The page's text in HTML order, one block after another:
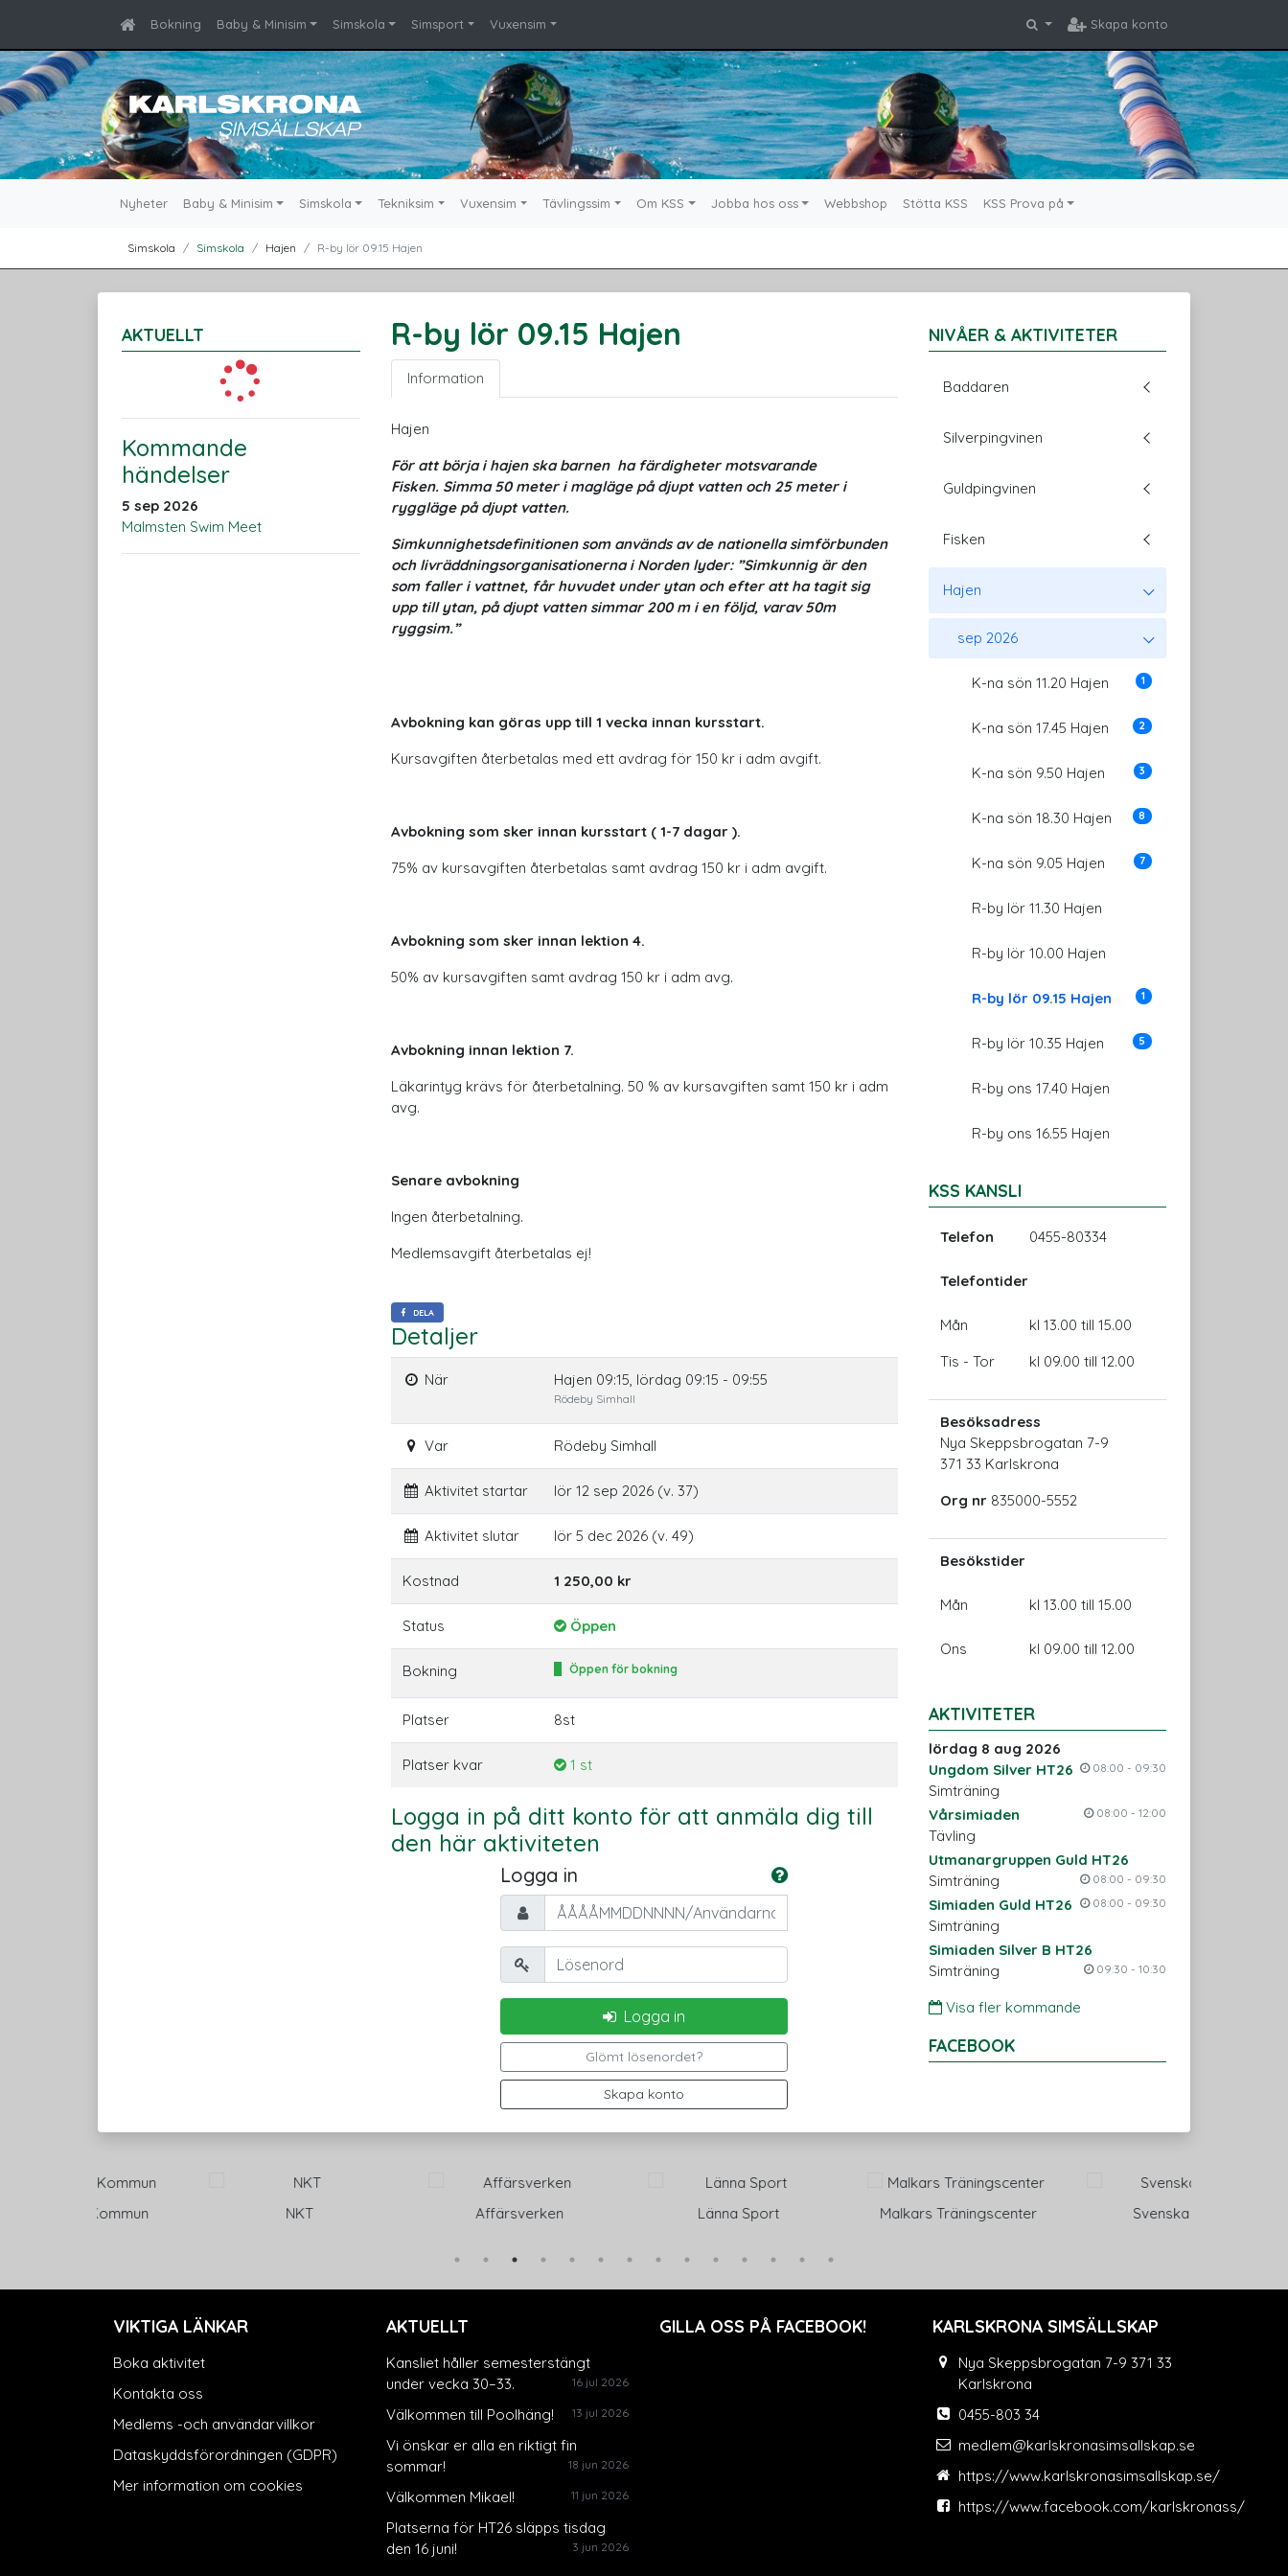
Bokning Baby & Minisim Simskola Simsport Vuxensim Skapa konto
Nyheter Baby & Minisim Simskola Tekniksim Vuxensim Tävlingssim Om KSS Jobba hos oss Webbshop Stötta KSS KSS Prova på
Simskola Simskola Hajen R-by lör 09.15 Hajen
AKTUELLT
Kommande
händelser
5 sep 2026
Malmsten Swim Meet
R-by lör 09.15 Hajen
Information
Hajen
För att börja i hajen ska barnen ha färdigheter motsvarande
Fisken. Simma 50 meter i magläge på djupt vatten och 25 meter i
ryggläge på djupt vatten.
Simkunnighetsdefinitionen som används av de nationella simförbunden
och livräddningsorganisationerna i Norden lyder: ”Simkunnig är den
som faller i vattnet, får huvudet under ytan och efter att ha tagit sig
upp till ytan, på djupt vatten simmar 200 m i en följd, varav 50m
ryggsim.”
Avbokning kan göras upp till 1 vecka innan kursstart.
Kursavgiften återbetalas med ett avdrag för 150 kr i adm avgift.
Avbokning som sker innan kursstart ( 1-7 dagar ).
75% av kursavgiften återbetalas samt avdrag 150 kr i adm avgift.
Avbokning som sker innan lektion 4.
50% av kursavgiften samt avdrag 150 kr i adm avg.
Avbokning innan lektion 7.
Läkarintyg krävs för återbetalning. 50 % av kursavgiften samt 150 kr i adm
avg.
Senare avbokning
Ingen återbetalning.
Medlemsavgift återbetalas ej!
DELA
Detaljer
När Hajen 09:15, lördag 09:15 - 09:55
Rödeby Simhall
Var Rödeby Simhall
Aktivitet startar lör 12 sep 2026 (v. 37)
Aktivitet slutar lör 5 dec 2026 (v. 49)
Kostnad 1 250,00 kr
Status Öppen
Bokning Öppen för bokning
Platser 8st
Platser kvar 1 st
Logga in på ditt konto för att anmäla dig till
den här aktiviteten
Logga in
Personnummer/Användarnamn
Lösenord
Logga in
Glömt lösenordet?
Skapa konto
NIVÅER & AKTIVITETER
Baddaren
Silverpingvinen
Guldpingvinen
Fisken
Hajen
sep 2026
K-na sön 11.20 Hajen 1
K-na sön 17.45 Hajen 2
K-na sön 9.50 Hajen 3
K-na sön 18.30 Hajen 8
K-na sön 9.05 Hajen 7
R-by lör 11.30 Hajen
R-by lör 10.00 Hajen
R-by lör 09.15 Hajen 1
R-by lör 10.35 Hajen 5
R-by ons 17.40 Hajen
R-by ons 16.55 Hajen
KSS KANSLI
Telefon 0455-80334
Telefontider
Mån
Tis - Tor
kl 13.00 till 15.00
kl 09.00 till 12.00
Besöksadress
Nya Skeppsbrogatan 7-9
371 33 Karlskrona
Org nr 835000-5552
Besökstider
Mån kl 13.00 till 15.00
Ons kl 09.00 till 12.00
AKTIVITETER
lördag 8 aug 2026
Ungdom Silver HT26
08:00 - 09:30
Simträning
Vårsimiaden
08:00 - 12:00
Tävling
Utmanargruppen Guld HT26
08:00 - 09:30
Simträning
Simiaden Guld HT26
08:00 - 09:30
Simträning
Simiaden Silver B HT26
09:30 - 10:30
Simträning
Visa fler kommande
FACEBOOK
Malkars Träningscenter
VIKTIGA LÄNKAR
Boka aktivitet
Kontakta oss
Medlems -och användarvillkor
Dataskyddsförordningen (GDPR)
Mer information om cookies
AKTUELLT
Kansliet håller semesterstängt
under vecka 30–33.
16 jul 2026
Välkommen till Poolhäng! 13 jul 2026
Vi önskar er alla en riktigt fin
sommar!
18 jun 2026
Välkommen Mikael! 11 jun 2026
Platserna för HT26 släpps tisdag
den 16 juni!
3 jun 2026
GILLA OSS PÅ FACEBOOK! KARLSKRONA SIMSÄLLSKAP
Nya Skeppsbrogatan 7-9 371 33
Karlskrona
0455-803 34
medlem@karlskronasimsallskap.se
https://www.karlskronasimsallskap.se/
https://www.facebook.com/karlskronass/